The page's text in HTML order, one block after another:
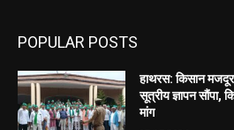
POPULAR POSTS
हाथरस: किसान
सूत्रीय ज्ञापन सौंपा,
मांग